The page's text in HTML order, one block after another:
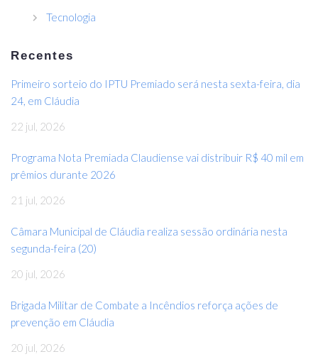
Tecnologia
Recentes
Primeiro sorteio do IPTU Premiado será nesta sexta-feira, dia
24, em Cláudia
22 jul, 2026
Programa Nota Premiada Claudiense vai distribuir R$ 40 mil em
prêmios durante 2026
21 jul, 2026
Câmara Municipal de Cláudia realiza sessão ordinária nesta
segunda-feira (20)
20 jul, 2026
Brigada Militar de Combate a Incêndios reforça ações de
prevenção em Cláudia
20 jul, 2026